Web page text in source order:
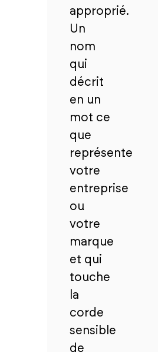
approprié.
Un
nom
qui
décrit
en un
mot ce
que
représente
votre
entreprise
ou
votre
marque
et qui
touche
la
corde
sensible
de